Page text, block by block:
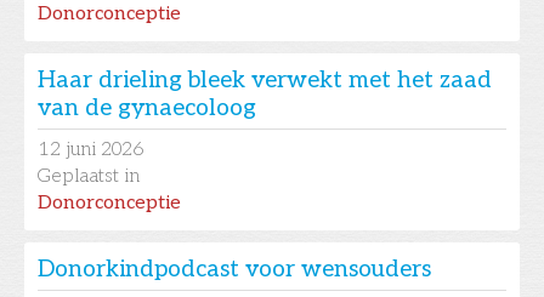
Donorconceptie
Haar drieling bleek verwekt met het zaad
van de gynaecoloog
12 juni 2026
Geplaatst in
Donorconceptie
Donorkindpodcast voor wensouders